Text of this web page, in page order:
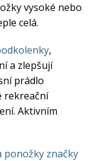
vysoké nebo
celá.
,
a zlepšují
prádlo
rekreační
Aktivním
ponožky značky